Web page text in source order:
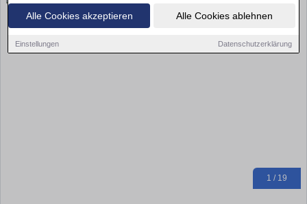
Alle Cookies akzeptieren Alle Cookies ablehnen
Einstellungen Datenschutzerklärung
1 / 19